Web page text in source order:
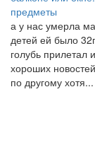
предметы
а у нас умерла
детей ей было
голубь прилетал
хороших
по другому хотя...